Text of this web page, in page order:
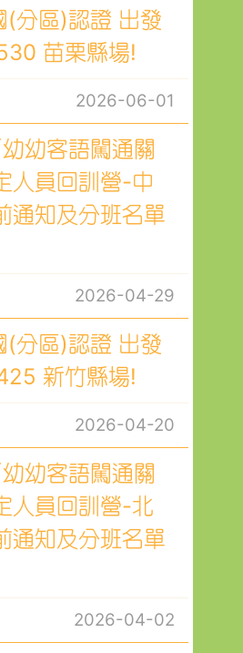
分區)認證 出發
苗栗縣場!
2026-06-01
幼客語闖通關
人員回訓營-中
通知及分班名單
2026-04-29
分區)認證 出發
新竹縣場!
2026-04-20
幼客語闖通關
人員回訓營-北
通知及分班名單
2026-04-02